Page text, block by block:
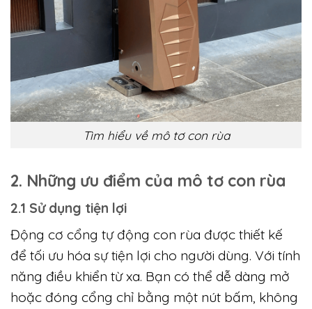
Tìm hiểu về mô tơ con rùa
2. Những ưu điểm của mô tơ con rùa
2.1 Sử dụng tiện lợi
Động cơ cổng tự động con rùa được thiết kế
để tối ưu hóa sự tiện lợi cho người dùng. Với tính
năng điều khiển từ xa. Bạn có thể dễ dàng mở
hoặc đóng cổng chỉ bằng một nút bấm, không